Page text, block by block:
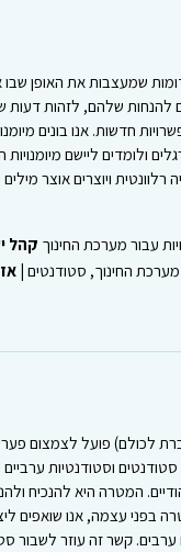
שמעצבות את האופן
שלהם, לזהות דעות
חדשות. אנו בונים
ולומדים ליישם
רלוונטית ויוצרים אוצר
עבור מערכת החינוך קהל
מערכת החינוך, סטודנטים |
לכולם) פועל לצמצום
וסטודנטיות
המטרה היא להנכיח
בפני עצמה, אנו שואפים
ערבים. קשר זה עוזר לשבור